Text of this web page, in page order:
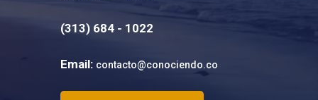
(313) 684 - 1022
Email: contacto@conociendo.co